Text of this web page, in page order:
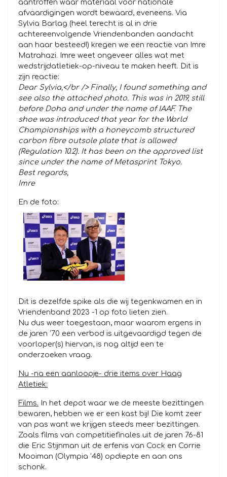
aantroffen waar materiaal voor nationale
afvaardigingen wordt bewaard, eveneens. Via
Sylvia Barlag (heel terecht is al in drie
achtereenvolgende Vriendenbanden aandacht
aan haar besteed!) kregen we een reactie van Imre
Matrahazi. Imre weet ongeveer alles wat met
wedstrijdatletiek-op-niveau te maken heeft. Dit is
zijn reactie:
Dear Sylvia,</br /> Finally, I found something and
see also the attached photo. This was in 2019, still
before Doha and under the name of IAAF. The
shoe was introduced that year for the World
Championships with a honeycomb structured
carbon fibre outsole plate that is allowed
(Regulation 10.2). It has been on the approved list
since under the name of Metasprint Tokyo.
Best regards,
Imre
En de foto:
Dit is dezelfde spike als die wij tegenkwamen en in
Vriendenband 2023 -1 op foto lieten zien.
Nu dus weer toegestaan, maar waarom ergens in
de jaren ’70 een verbod is uitgevaardigd tegen de
voorloper(s) hiervan, is nog altijd een te
onderzoeken vraag.
Nu -na een aanloopje- drie items over Haag
Atletiek:
Films. In het depot waar we de meeste bezittingen
bewaren, hebben we er een kast bij! Die komt zeer
van pas want we krijgen steeds meer bezittingen.
Zoals films van competitiefinales uit de jaren 76-81
die Eric Stijnman uit de erfenis van Cock en Corrie
Mooiman (Olympia ’48) opdiepte en aan ons
schonk.